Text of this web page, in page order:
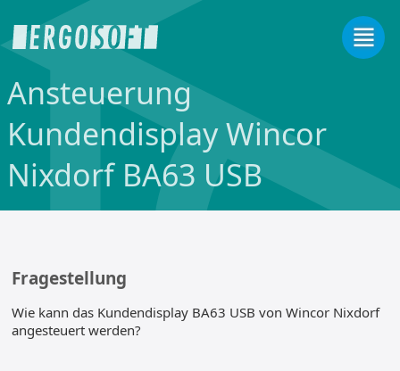
Ansteuerung
Kundendisplay Wincor
Nixdorf BA63 USB
Fragestellung
Wie kann das Kundendisplay BA63 USB von Wincor Nixdorf
angesteuert werden?